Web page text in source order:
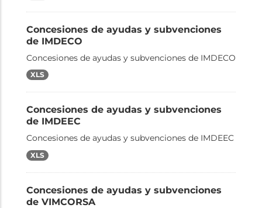
Concesiones de ayudas y subvenciones
de IMDECO
Concesiones de ayudas y subvenciones de IMDECO
XLS
Concesiones de ayudas y subvenciones
de IMDEEC
Concesiones de ayudas y subvenciones de IMDEEC
XLS
Concesiones de ayudas y subvenciones
de VIMCORSA